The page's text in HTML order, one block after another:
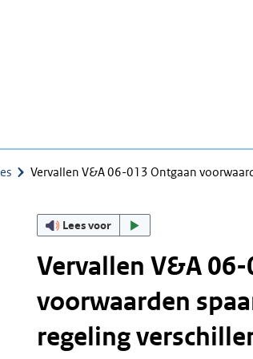
Vervallen V&A 06-013 Ontgaan
Lees voor
Vervallen V&A
voorwaarden
regeling